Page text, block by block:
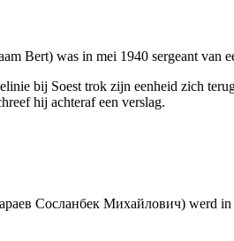
Bert) was in mei 1940 sergeant
bij Soest trok zijn eenheid zich
hij achteraf een verslag.
Сосланбек Михайлович) werd in